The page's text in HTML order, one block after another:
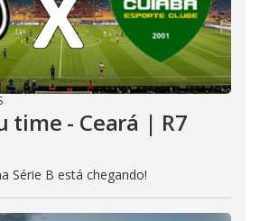
time - Ceará | R7
Série B está chegando!